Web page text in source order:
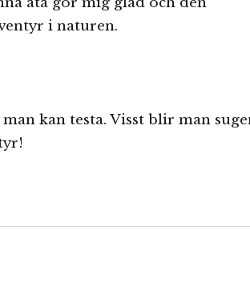
i naturen.
kan testa. Visst blir man